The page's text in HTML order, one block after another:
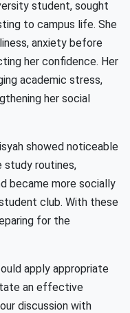
student, sought
to campus life. She
anxiety before
her confidence. Her
academic stress,
her social
showed noticeable
study routines,
became more socially
club. With these
for the
apply appropriate
an effective
discussion with